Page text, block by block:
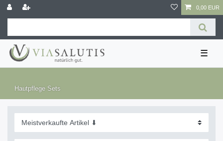
0,00 EUR
☰
Hautpflege Sets